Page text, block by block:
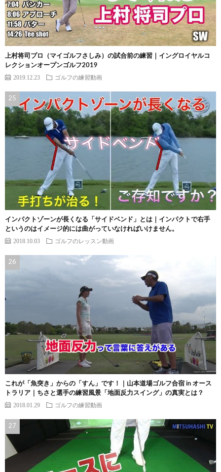
上村将司プロ（マイゴルフさしみ）の試合前の練習｜イングロイヤルコ
レクションオープンゴルフ2019
2019.12.23 ゴルフの練習動画
インパクトゾーンが長くなる「サイドベンド」とは｜インパクトで右手
というのはイメージ的には曲がっていなければいけません。
2018.10.03 ゴルフのレッスン動画
これが「魚突き」からの「すん」です！｜山本道場ゴルフ合宿 in オース
トラリア｜ちさと選手の練習風景「地面反力スイング」の真実とは？
2018.01.29 ゴルフの練習動画